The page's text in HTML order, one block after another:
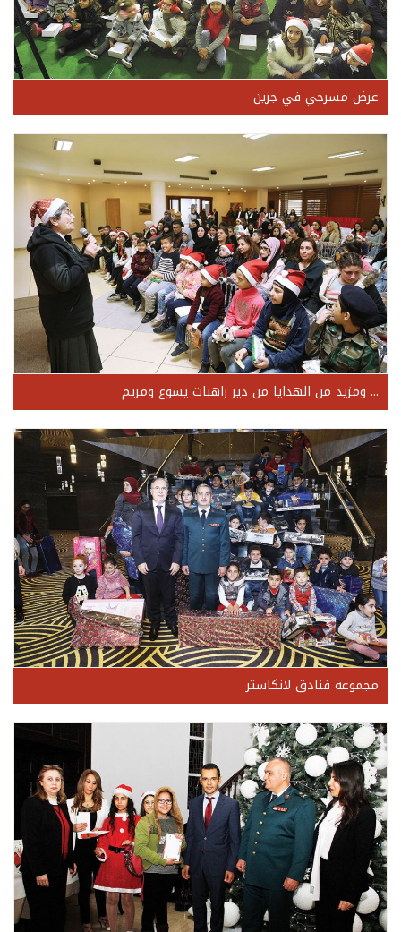
عرض مسرحي في جزين
... ومزيد من الهدايا من دير راهبات يسوع ومريم
مجموعة فنادق لانكاستر